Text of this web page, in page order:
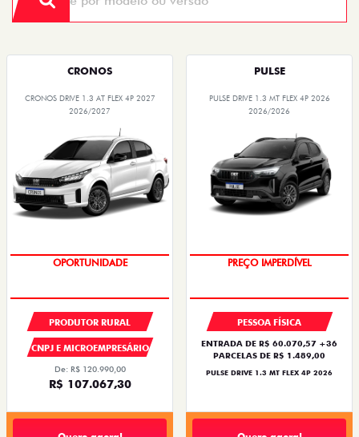
CRONOS
CRONOS DRIVE 1.3 AT FLEX 4P 2027
2026/2027
OPORTUNIDADE
PRODUTOR RURAL
CNPJ E MICROEMPRESÁRIO
De: R$ 120.990,00
R$ 107.067,30
PULSE
PULSE DRIVE 1.3 MT FLEX 4P 2026
2026/2026
OPORTUNIDADE
PESSOA FÍSICA
ENTRADA DE R$ 60.070,57 +36
PARCELAS DE R$ 1.489,00
PULSE DRIVE 1.3 MT FLEX 4P 2026